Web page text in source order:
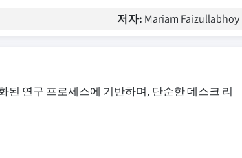
저자: Mariam Faizullabhoy
된 연구 프로세스에 기반하며, 단순한 데스크 리